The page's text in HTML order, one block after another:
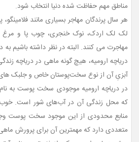
مناطق مهم حفاظت شده دنیا انتخاب شود.
هر سال پرندگان مهاجر بسیاری مانند
لک لک اردک، نوک خنجری، چوب پا و مرغ
مهاجرت می کنند. البته در نظر داشته باشیم
دریاچه ارومیه، هیچ گونه ماهی در دریاچه
آبزیِ آن از نوع سخت‌پوستان خاص و جلبک
در دریاچه ارومیه موجودی سخت پوست به
که محل زندگی آن در آب‌های شور است. خوب
منابع محدودی از این موجود سخت پوست
متعددی دارد که مهمترین آن برای پرورش